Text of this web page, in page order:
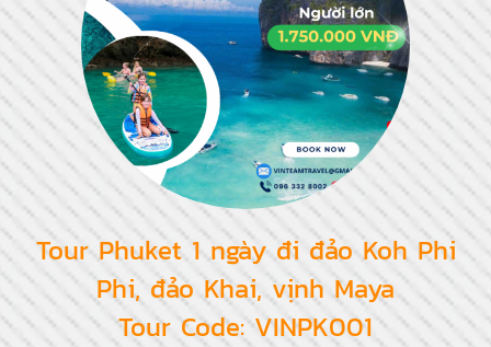
Tour Phuket 1 ngày đi đảo Koh Phi
Phi, đảo Khai, vịnh Maya
Tour Code: VINPK001